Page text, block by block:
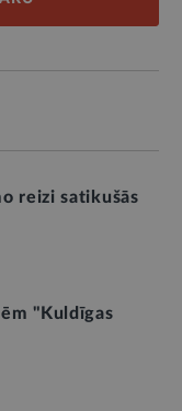
reizi satikušās
"Kuldīgas